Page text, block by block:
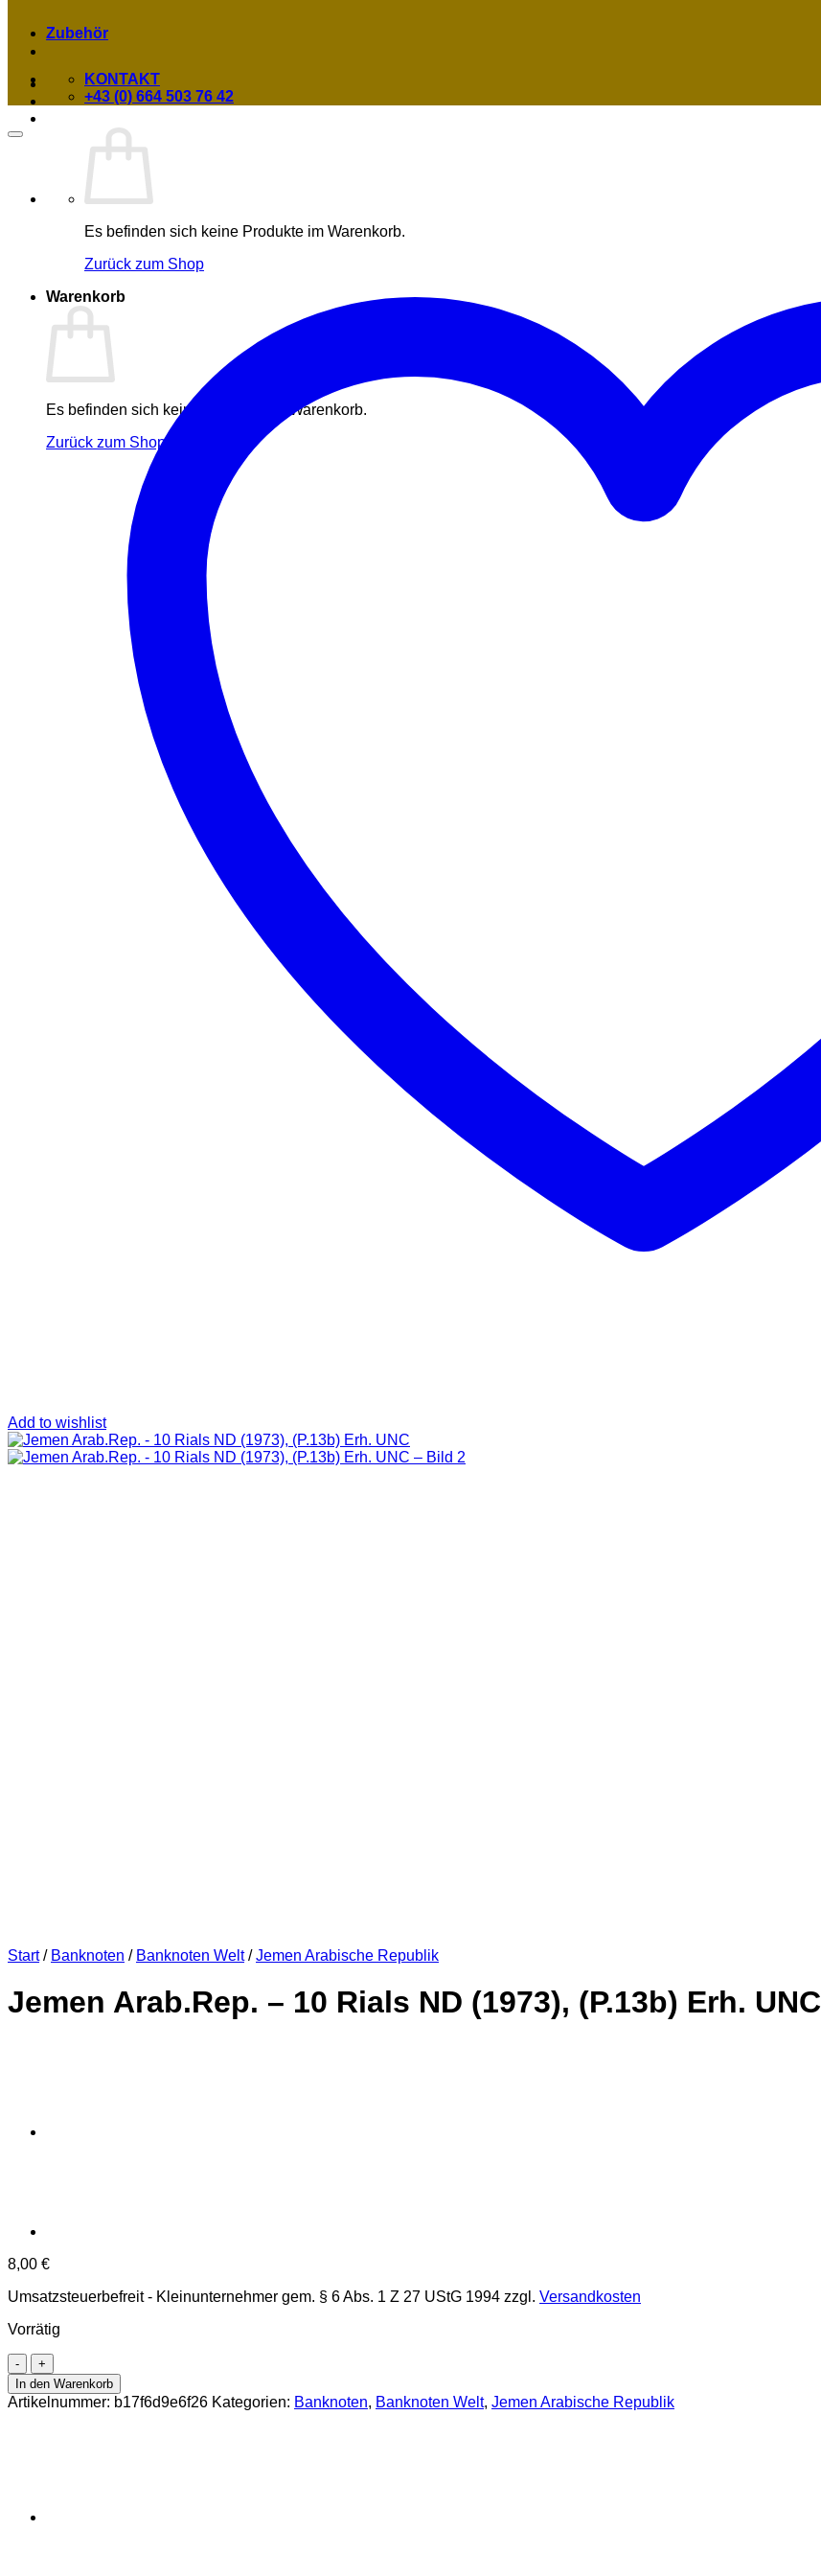
Es befinden sich keine Produkte im Warenkorb.
Zurück zum Shop
Warenkorb
Es befinden sich keine Produkte im Warenkorb.
Zurück zum Shop
Zubehör
KONTAKT
+43 (0) 664 503 76 42
Add to wishlist
Start / Banknoten / Banknoten Welt / Jemen Arabische Republik
Jemen Arab.Rep. – 10 Rials ND (1973), (P.13b) Erh. UNC
8,00 €
Umsatzsteuerbefreit - Kleinunternehmer gem. § 6 Abs. 1 Z 27 UStG 1994 zzgl. Versandkosten
Vorrätig
Jemen
Arab.Rep.
-
10
UNC
In den Warenkorb
Artikelnummer: b17f6d9e6f26 Kategorien: Banknoten, Banknoten Welt, Jemen Arabische Republik